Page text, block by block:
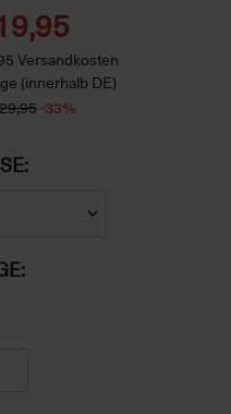
Versandkosten
(innerhalb DE)
-33%